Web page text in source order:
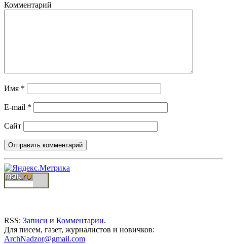
Комментарий
Имя *
E-mail *
Сайт
RSS: Записи и Комментарии.
Для писем, газет, журналистов и новичков:
ArchNadzor@gmail.com